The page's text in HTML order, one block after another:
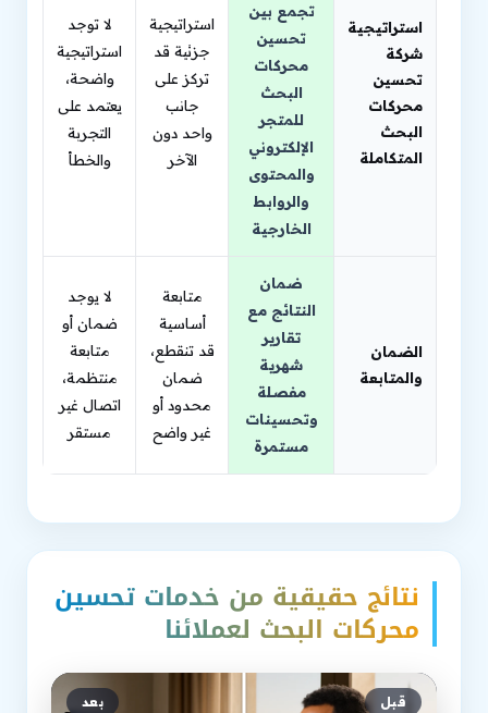
استراتيجية
شركة
تحسين
محركات
البحث
المتكاملة
تجمع بين
تحسين
محركات
البحث
للمتجر
الإلكتروني
والمحتوى
والروابط
الخارجية
استراتيجية
جزئية قد
تركز على
جانب
واحد دون
الآخر
لا توجد
استراتيجية
واضحة،
يعتمد على
التجربة
والخطأ
الضمان
والمتابعة
ضمان
النتائج مع
تقارير
شهرية
مفصلة
وتحسينات
مستمرة
متابعة
أساسية
قد تنقطع،
ضمان
محدود أو
غير واضح
لا يوجد
ضمان أو
متابعة
منتظمة،
اتصال غير
مستقر
نتائج حقيقية من خدمات تحسين
محركات البحث لعملائنا
قبل بعد